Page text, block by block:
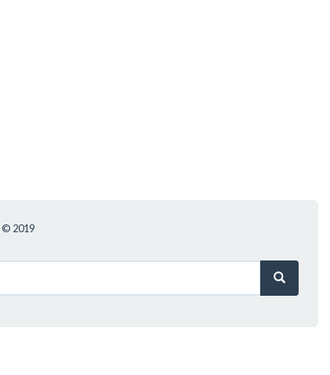
© 2019
Search